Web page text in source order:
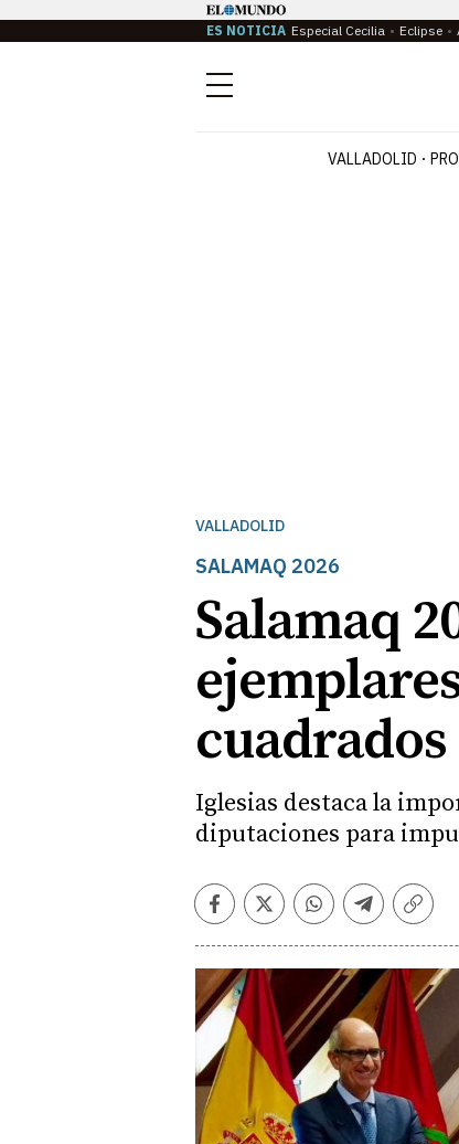
ES NOTICIA Especial Cecilia Eclipse
Menú
VALLADOLID
VALLADOLID
SALAMAQ 2026
Salamaq
cuadrados
Iglesias destaca la
diputaciones para
Facebook
TwitterWhatsapp
Telegram